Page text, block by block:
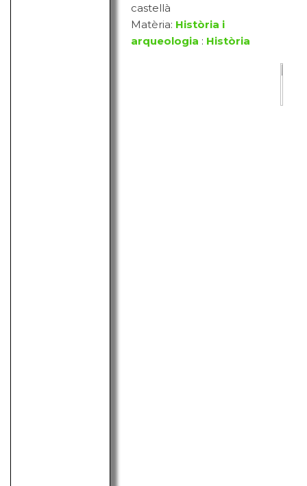
castellà
Matèria: Història i
arqueologia : Història